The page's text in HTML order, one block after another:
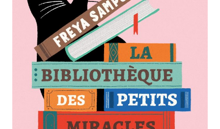
Nouveautés
Numérique
Livres audio
Meilleurs vendeurs
Page vedette
AUTEURS
À PROPOS